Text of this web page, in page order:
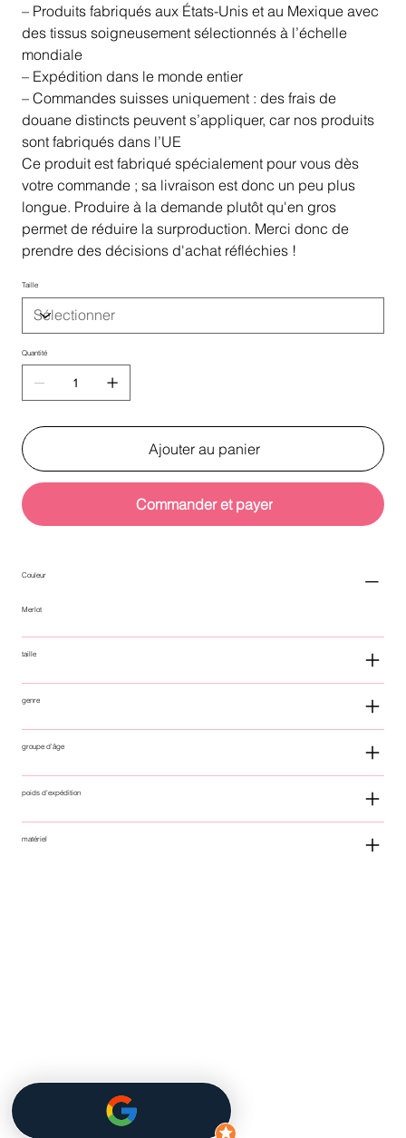
– Produits fabriqués aux États-Unis et au Mexique avec
des tissus soigneusement sélectionnés à l’échelle
mondiale
– Expédition dans le monde entier
– Commandes suisses uniquement : des frais de
douane distincts peuvent s’appliquer, car nos produits
sont fabriqués dans l’UE
Ce produit est fabriqué spécialement pour vous dès
votre commande ; sa livraison est donc un peu plus
longue. Produire à la demande plutôt qu'en gros
permet de réduire la surproduction. Merci donc de
prendre des décisions d'achat réfléchies !
Taille
Quantité
Ajouter au panier
Commander et payer
Couleur
Merlot
taille
genre
groupe d'âge
poids d'expédition
matériel